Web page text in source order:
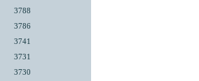
3788
3786
3741
3731
3730